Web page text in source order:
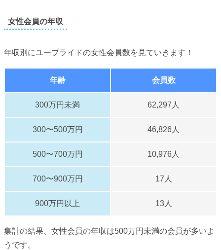
女性会員の年収
年収別にユーブライドの女性会員数を見ていきます！
年齢 会員数
300万円未満 62,297人
300〜500万円 46,826人
500〜700万円 10,976人
700〜900万円 17人
900万円以上 13人
集計の結果、女性会員の年収は500万円未満の会員が多いよ
うです。